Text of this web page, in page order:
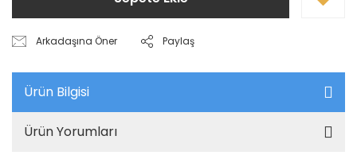
Arkadaşına Öner Paylaş
Ürün Bilgisi
Ürün Yorumları